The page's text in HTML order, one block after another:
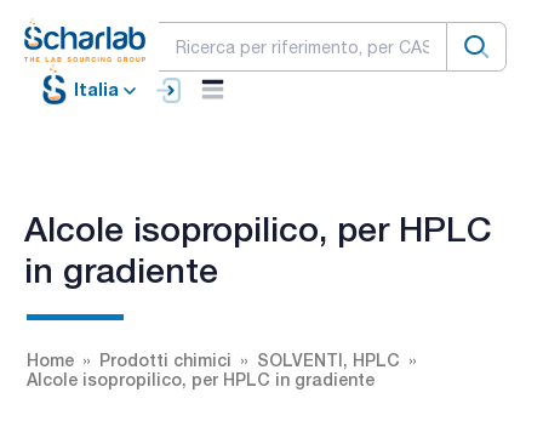
Italia
Alcole isopropilico, per HPLC
in gradiente
Home Prodotti chimici
SOLVENTI, HPLC
Alcole isopropilico, per HPLC in gradiente